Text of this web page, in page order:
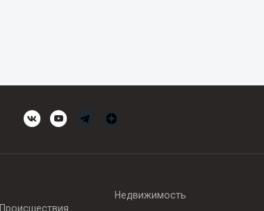
Происшествия
Недвижимость